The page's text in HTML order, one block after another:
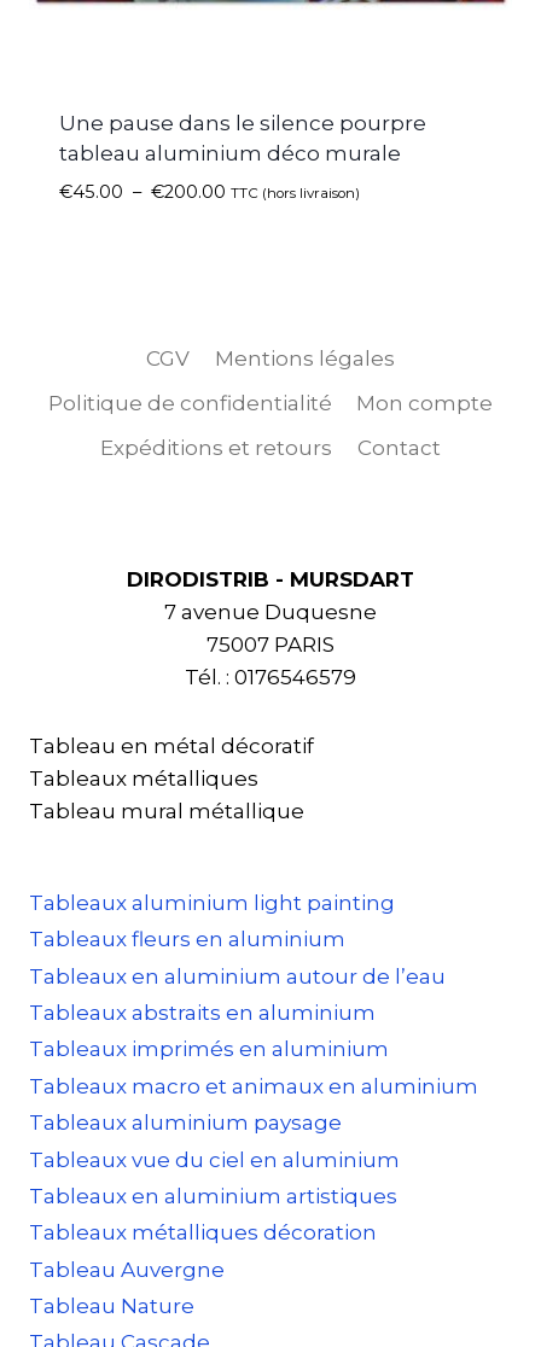
Une pause dans le silence pourpre
tableau aluminium déco murale
€45.00 – €200.00 TTC (hors livraison)
CGV
Mentions légales
Politique de confidentialité
Mon compte
Expéditions et retours
Contact
DIRODISTRIB - MURSDART
7 avenue Duquesne
75007 PARIS
Tél. : 0176546579
Tableau en métal décoratif
Tableaux métalliques
Tableau mural métallique
Tableaux aluminium light painting
Tableaux fleurs en aluminium
Tableaux en aluminium autour de l’eau
Tableaux abstraits en aluminium
Tableaux imprimés en aluminium
Tableaux macro et animaux en aluminium
Tableaux aluminium paysage
Tableaux vue du ciel en aluminium
Tableaux en aluminium artistiques
Tableaux métalliques décoration
Tableau Auvergne
Tableau Nature